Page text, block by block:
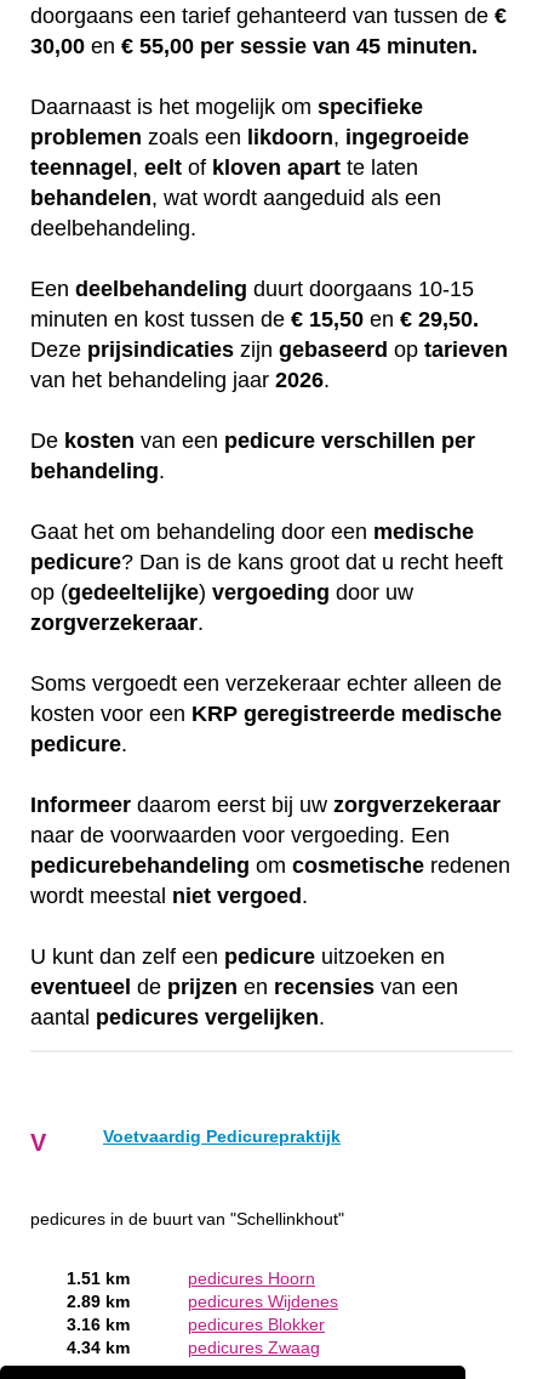
doorgaans een tarief gehanteerd van tussen de €
30,00 en € 55,00 per sessie van 45 minuten.
Daarnaast is het mogelijk om specifieke
problemen zoals een likdoorn, ingegroeide
teennagel , eelt of kloven apart te laten
behandelen, wat wordt aangeduid als een
deelbehandeling.
Een deelbehandeling duurt doorgaans 10-15
minuten en kost tussen de € 15,50 en € 29,50.
Deze prijsindicaties zijn gebaseerd op tarieven
van het behandeling jaar 2026.
De kosten van een pedicure verschillen per
behandeling.
Gaat het om behandeling door een medische
pedicure? Dan is de kans groot dat u recht heeft
op (gedeeltelijke) vergoeding door uw
zorgverzekeraar.
Soms vergoedt een verzekeraar echter alleen de
kosten voor een KRP geregistreerde medische
pedicure.
Informeer daarom eerst bij uw zorgverzekeraar
naar de voorwaarden voor vergoeding. Een
pedicurebehandeling om cosmetische redenen
wordt meestal niet vergoed .
U kunt dan zelf een pedicure uitzoeken en
eventueel de prijzen en recensies van een
aantal pedicures vergelijken.
V Voetvaardig Pedicurepraktijk
pedicures in de buurt van "Schellinkhout"
1.51 km
pedicures Hoorn
2.89 km
pedicures Wijdenes
3.16 km
pedicures Blokker
4.34 km
pedicures Zwaag